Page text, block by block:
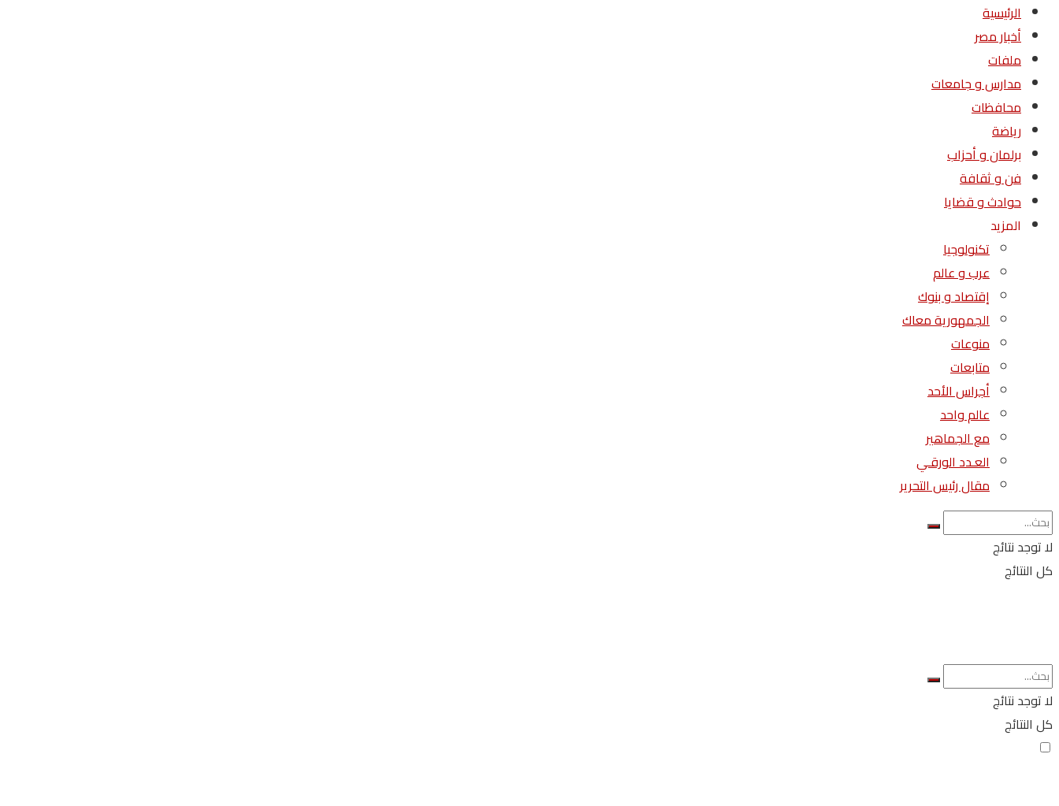
الرئيسية
أخبار مصر
ملفات
مدارس و جامعات
محافظات
رياضة
برلمان و أحزاب
فن و ثقافة
حوادث و قضايا
المزيد
تكنولوجيا
عرب و عالم
إقتصاد و بنوك
الجمهورية معاك
منوعات
متابعات
أجراس الأحد
عالم واحد
مع الجماهير
العـدد الورقـي
مقال رئيس التحرير
لا توجد نتائج
كل النتائج
لا توجد نتائج
كل النتائج